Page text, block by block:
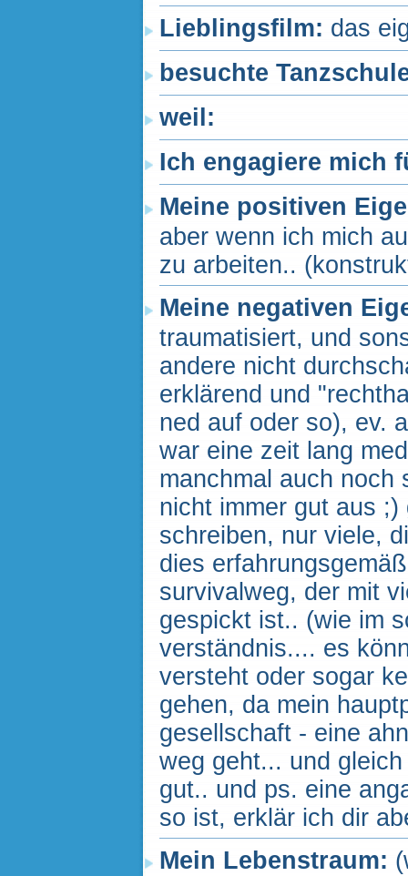
Lieblingsfilm: das
besuchte
weil:
Ich engagiere mich
Meine positiven
aber wenn ich mich
zu arbeiten..
Meine negativen
traumatisiert, und
andere nicht
erklärend und
ned auf oder so), ev.
war eine zeit lang
manchmal auch noch
nicht immer gut aus
schreiben, nur viele,
dies
survivalweg, der mit
gespickt ist.. (wie im
verständnis.... es
versteht oder sogar
gehen, da mein
gesellschaft - eine
weg geht... und
gut.. und ps. eine
so ist, erklär ich dir
Mein Lebenstraum: